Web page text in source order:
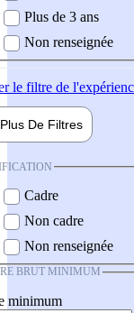
Plus de 3 ans
Non renseignée
le filtre de
Plus De Filtres
Cadre
Non cadre
Non renseignée
BRUT MINIMUM
minimum